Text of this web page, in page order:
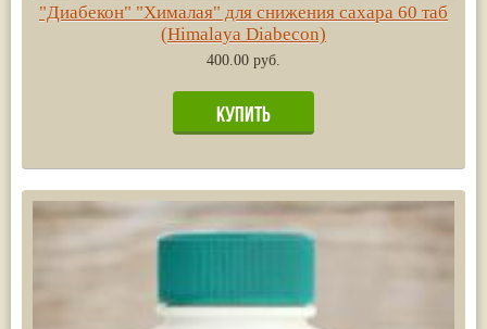
"Диабекон" "Хималая" для снижения сахара 60 таб
(Himalaya Diabecon)
400.00 руб.